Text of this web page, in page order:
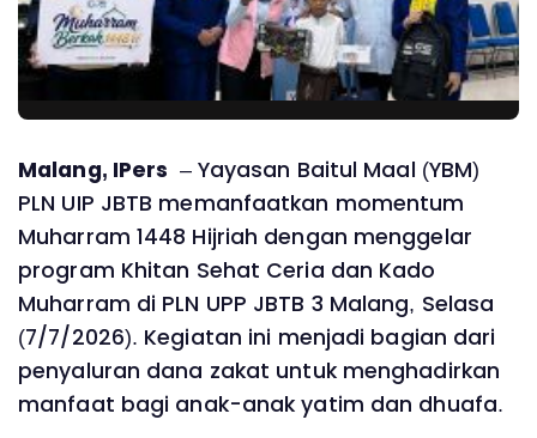
Malang, IPers – Yayasan Baitul Maal (YBM)
PLN UIP JBTB memanfaatkan momentum
Muharram 1448 Hijriah dengan menggelar
program Khitan Sehat Ceria dan Kado
Muharram di PLN UPP JBTB 3 Malang, Selasa
(7/7/2026). Kegiatan ini menjadi bagian dari
penyaluran dana zakat untuk menghadirkan
manfaat bagi anak-anak yatim dan dhuafa.